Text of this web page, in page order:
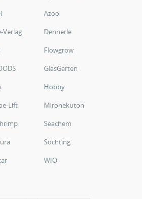
Azoo
Verlag
Dennerle
Flowgrow
GlasGarten
Hobby
Lift
Mironekuton
Seachem
Söchting
WIO